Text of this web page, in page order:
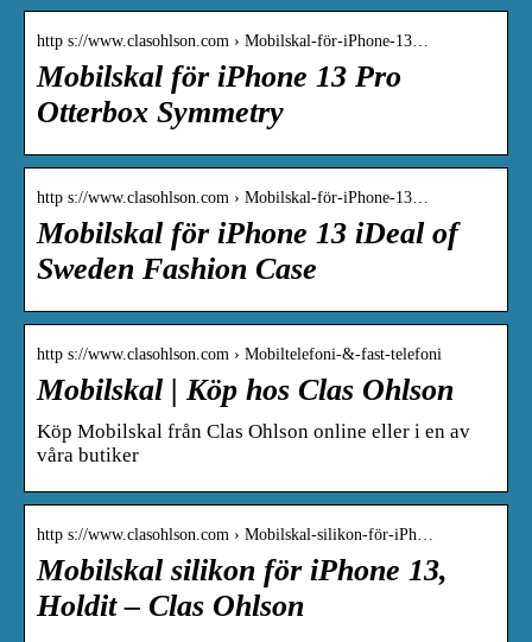
http s://www.clasohlson.com › Mobilskal-för-iPhone-13…
Mobilskal för iPhone 13 Pro
Otterbox Symmetry
http s://www.clasohlson.com › Mobilskal-för-iPhone-13…
Mobilskal för iPhone 13 iDeal of
Sweden Fashion Case
http s://www.clasohlson.com › Mobiltelefoni-&-fast-telefoni
Mobilskal | Köp hos Clas Ohlson
Köp Mobilskal från Clas Ohlson online eller i en av
våra butiker
http s://www.clasohlson.com › Mobilskal-silikon-för-iPh…
Mobilskal silikon för iPhone 13,
Holdit – Clas Ohlson